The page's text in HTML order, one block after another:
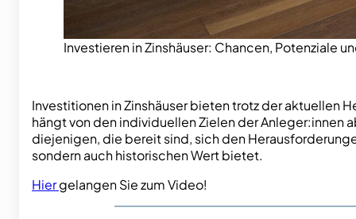
Investieren in Zinshäuser: Chancen, Potenziale
Investitionen in Zinshäuser bieten trotz der aktuellen
hängt von den individuellen Zielen der Anleger:innen
diejenigen, die bereit sind, sich den
sondern auch historischen Wert bietet.
Hiergelangen Sie zum Video!